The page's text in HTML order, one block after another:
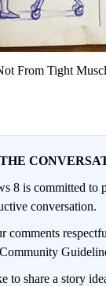
From Tight
8 is committed to
conversation.
comments
to share a story